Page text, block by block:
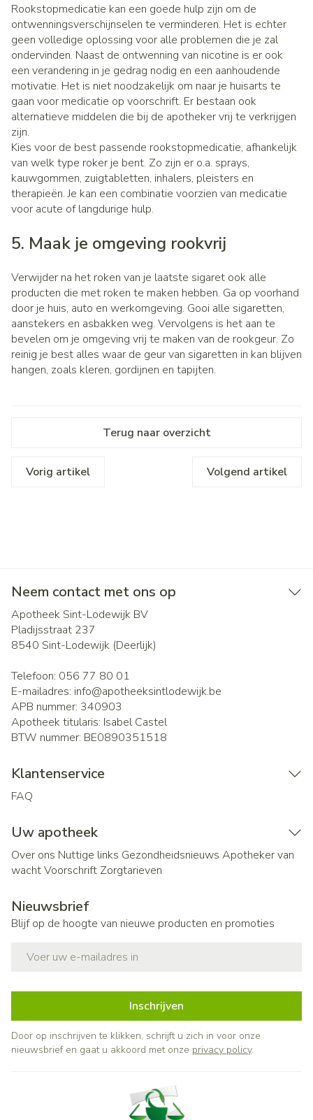
Rookstopmedicatie kan een goede hulp zijn om de
ontwenningsverschijnselen te verminderen. Het is echter
geen volledige oplossing voor alle problemen die je zal
ondervinden. Naast de ontwenning van nicotine is er ook
een verandering in je gedrag nodig en een aanhoudende
motivatie. Het is niet noodzakelijk om naar je huisarts te
gaan voor medicatie op voorschrift. Er bestaan ook
alternatieve middelen die bij de apotheker vrij te verkrijgen
zijn.
Kies voor de best passende rookstopmedicatie, afhankelijk
van welk type roker je bent. Zo zijn er o.a. sprays,
kauwgommen, zuigtabletten, inhalers, pleisters en
therapieën. Je kan een combinatie voorzien van medicatie
voor acute of langdurige hulp.
5. Maak je omgeving rookvrij
Verwijder na het roken van je laatste sigaret ook alle
producten die met roken te maken hebben. Ga op voorhand
door je huis, auto en werkomgeving. Gooi alle sigaretten,
aanstekers en asbakken weg. Vervolgens is het aan te
bevelen om je omgeving vrij te maken van de rookgeur. Zo
reinig je best alles waar de geur van sigaretten in kan blijven
hangen, zoals kleren, gordijnen en tapijten.
Terug naar overzicht
Vorig artikel Volgend artikel
Neem contact met ons op
Apotheek Sint-Lodewijk BV
Pladijsstraat 237
8540 Sint-Lodewijk (Deerlijk)
Telefoon: 056 77 80 01
E-mailadres: info@apotheeksintlodewijk.be
APB nummer: 340903
Apotheek titularis: Isabel Castel
BTW nummer: BE0890351518
Klantenservice
FAQ
Uw apotheek
Over ons Nuttige links Gezondheidsnieuws Apotheker van
wachtVoorschrift Zorgtarieven
Nieuwsbrief
Blijf op de hoogte van nieuwe producten en promoties
Inschrijven
Door op inschrijven te klikken, schrijft u zich in voor onze
nieuwsbrief en gaat u akkoord met onze privacy policy.